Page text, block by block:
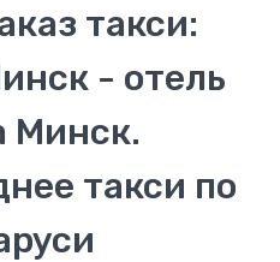
такси:
- отель
Минск.
такси по